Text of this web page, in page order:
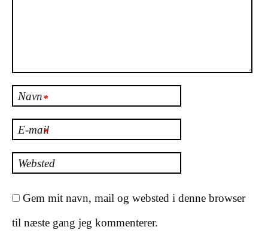
Navn*
E-mail
*
Websted
Gem mit navn, mail og websted i denne browser
til næste gang jeg kommenterer.